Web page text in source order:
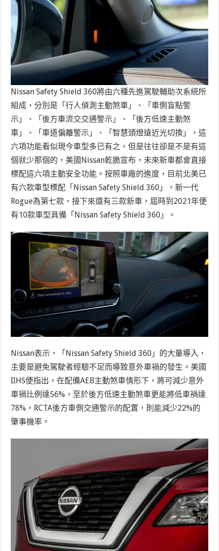
Nissan Safety Shield 360將由六種先進駕駛輔助次系統所
組成，分別是「行人偵測主動煞車」、「車側盲點警
示」、「後方車流交交通警示」、「後方低速主動煞
車」、「車道偏離警示」、「智慧頭燈遠近光切換」，這
六項功能看似現今車型多已有之，但是往往卻是不是有這
個就少那個的，美國Nissan乾脆宣布，未來新車都會直接
標配這六項主動安全功能。按照車廠的進度，目前北美已
有六款車型標配「Nissan Safety Shield 360」，新一代
Rogue為第七款，接下來還有三款新車，屆時到2021年便
有10款車型具備「Nissan Safety Shield 360」。
Nissan表示，「Nissan Safety Shield 360」的大量導入，
主要是避免駕駛者經驗不足而導致意外車禍的發生。美國
IIHS便指出，在配備AEB主動煞車情形下，將可減少意外
車禍比例達56%，至於後方低速主動煞車更能將低車禍達
78%，RCTA後方車側交通警示的配置，則能減少22%的
肇事機率。